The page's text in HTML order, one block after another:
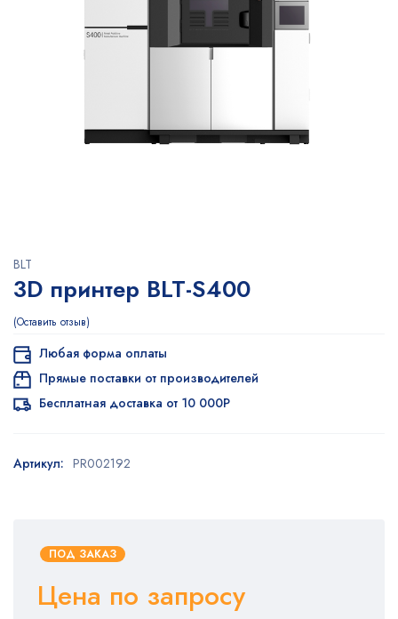
BLT
3D принтер BLT-S400
Оставить отзыв
ПОД ЗАКАЗ
Цена по запросу
Любая форма оплаты
Прямые поставки от производителей
Бесплатная доставка от 10 000Р
Артикул: PR002192